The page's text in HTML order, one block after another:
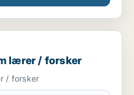
/ forsker
lærer / forsker
/ forsker